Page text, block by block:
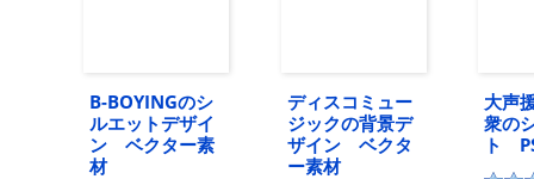
B-BOYINGのシ
ルエットデザイ
ン ベクター素
材
ディスコミュー
ジックの背景デ
ザイン ベクタ
ー素材
大声
衆の
ト